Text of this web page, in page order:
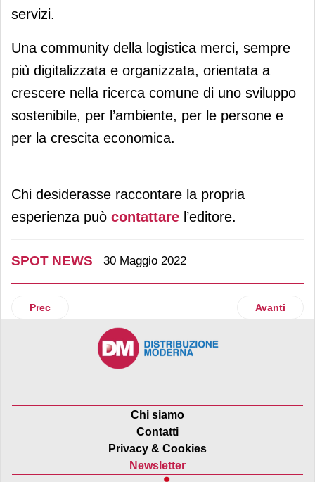
servizi.
Una community della logistica merci, sempre
più digitalizzata e organizzata, orientata a
crescere nella ricerca comune di uno sviluppo
sostenibile, per l’ambiente, per le persone e
per la crescita economica.
Chi desiderasse raccontare la propria
esperienza può contattare l’editore.
SPOT NEWS 30 Maggio 2022
Articolo precedente: Il Gruppo Crai lancia una nuova
Prec Articolo
Avanti
Chi siamo
Contatti
Privacy & Cookies
Newsletter